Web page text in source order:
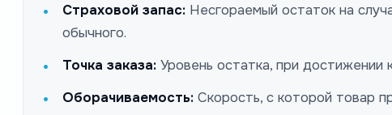
Страховой запас: Несгораемый остаток на
обычного.
Точка заказа: Уровень остатка, при достижении
Оборачиваемость: Скорость, с которой товар